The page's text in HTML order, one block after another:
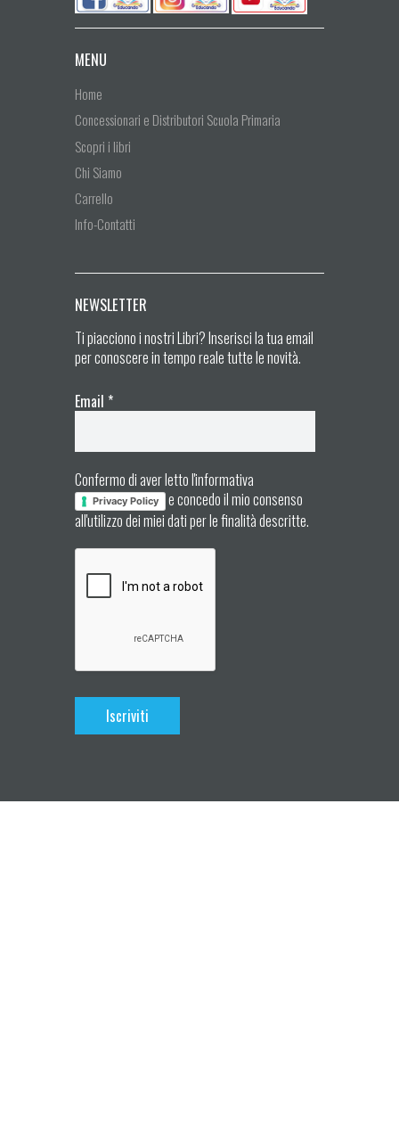
MENU
Home
Concessionari e Distributori Scuola Primaria
Scopri i libri
Chi Siamo
Carrello
Info-Contatti
NEWSLETTER
Ti piacciono i nostri Libri? Inserisci la tua email
per conoscere in tempo reale tutte le novità.
Email *
Confermo di aver letto l'informativa
Privacy Policy
e concedo il mio consenso
all'utilizzo dei miei dati per le finalità descritte.